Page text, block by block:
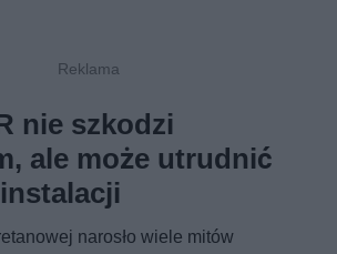
nie szkodzi
ale może utrudnić
narosło wiele mitów